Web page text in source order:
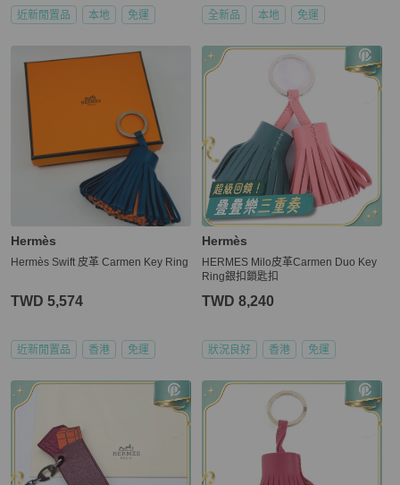
近新閒置品 本地 免運 全新品 本地 免運
Hermès
Hermès Swift 皮革 Carmen Key Ring
TWD 5,574
近新閒置品 香港 免運
Hermès
HERMES Milo皮革Carmen Duo Key
Ring銀扣鎖匙扣
TWD 8,240
狀況良好 香港 免運